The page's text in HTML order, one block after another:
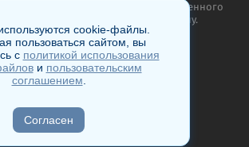
сайта запрещено без письменного
и преследуется по закону.
cookie-файлы.
пользоваться сайтом, вы
с политикой использования
и пользовательским
соглашением
Согласен